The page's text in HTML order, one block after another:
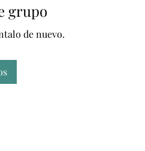
grupo
de nuevo.